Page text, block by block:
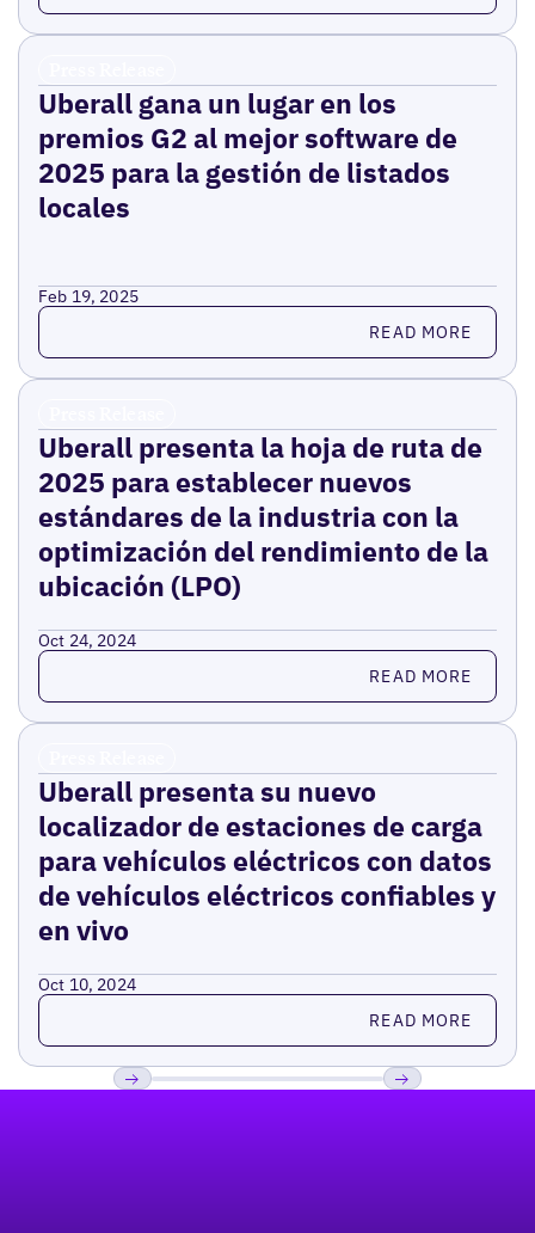
Uberall gana un lugar en los
premios G2 al mejor software de
2025 para la gestión de listados
locales
Feb 19, 2025
Read more READ MORE
Uberall presenta la hoja de ruta de
2025 para establecer nuevos
estándares de la industria con la
optimización del rendimiento de la
ubicación (LPO)
Oct 24, 2024
Read more READ MORE
Uberall presenta su nuevo
localizador de estaciones de carga
para vehículos eléctricos con datos
de vehículos eléctricos confiables y
en vivo
Oct 10, 2024
Read more READ MORE